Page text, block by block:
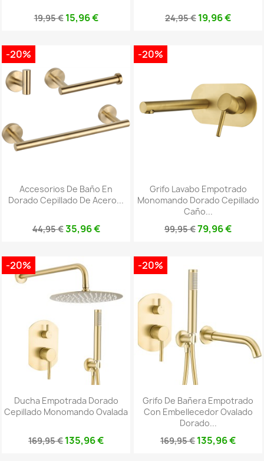
19,95 € 15,96 € 24,95 € 19,96 €
Accesorios De Baño En
Dorado Cepillado De Acero...
44,95 €35,96 €
-20%
Grifo Lavabo Empotrado
Monomando Dorado Cepillado
Caño...
99,95 €79,96 €
-20%
Ducha Empotrada Dorado
Cepillado Monomando Ovalada
169,95 € 135,96 €
-20%
Grifo De Bañera Empotrado
Con Embellecedor Ovalado
Dorado...
169,95 € 135,96 €
-20%